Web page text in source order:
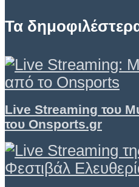
Τα
Live Streaming του
του Onsports.gr